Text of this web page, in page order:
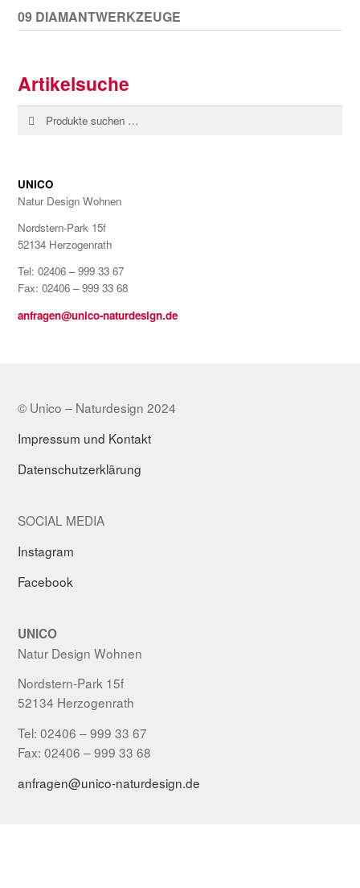
09 DIAMANTWERKZEUGE
Artikelsuche
Suchen
nach:
Suchen
UNICO
Natur Design Wohnen
Nordstern-Park 15f
52134 Herzogenrath
Tel: 02406 – 999 33 67
Fax: 02406 – 999 33 68
anfragen@unico-naturdesign.de
© Unico – Naturdesign 2024
Impressum und Kontakt
Datenschutzerklärung
SOCIAL MEDIA
Instagram
Facebook
UNICO
Natur Design Wohnen
Nordstern-Park 15f
52134 Herzogenrath
Tel: 02406 – 999 33 67
Fax: 02406 – 999 33 68
anfragen@unico-naturdesign.de